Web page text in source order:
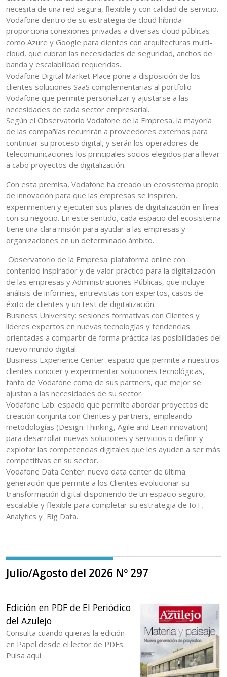
necesita de una red segura, flexible y con calidad de servicio.
Vodafone dentro de su estrategia de cloud híbrida
proporciona conexiones privadas a diversas cloud públicas
como Azure y Google para clientes con arquitecturas multi-
cloud, que cubran las necesidades de seguridad, anchos de
banda y escalabilidad requeridas.
Vodafone Digital Market Place pone a disposición de los
clientes soluciones SaaS complementarias al portfolio
Vodafone que permite personalizar y ajustarse a las
necesidades de cada sector empresarial.
Según el Observatorio Vodafone de la Empresa, la mayoría
de las compañías recurrirán a proveedores externos para
continuar su proceso digital, y serán los operadores de
telecomunicaciones los principales socios elegidos para llevar
a cabo proyectos de digitalización.
Con esta premisa, Vodafone ha creado un ecosistema propio
de innovación para que las empresas se inspiren,
experimenten y ejecuten sus planes de digitalización en línea
con su negocio. En este sentido, cada espacio del ecosistema
tiene una clara misión para ayudar a las empresas y
organizaciones en un determinado ámbito.
Observatorio de la Empresa: plataforma online con
contenido inspirador y de valor práctico para la digitalización
de las empresas y Administraciones Públicas, que incluye
análisis de informes, entrevistas con expertos, casos de
éxito de clientes y un test de digitalización.
Business University: sesiones formativas con Clientes y
líderes expertos en nuevas tecnologías y tendencias
orientadas a compartir de forma práctica las posibilidades del
nuevo mundo digital.
Business Experience Center: espacio que permite a nuestros
clientes conocer y experimentar soluciones tecnológicas,
tanto de Vodafone como de sus partners, que mejor se
ajustan a las necesidades de su sector.
Vodafone Lab: espacio que permite abordar proyectos de
creación conjunta con Clientes y partners, empleando
metodologías (Design Thinking, Agile and Lean innovation)
para desarrollar nuevas soluciones y servicios o definir y
explotar las competencias digitales que les ayuden a ser más
competitivas en su sector.
Vodafone Data Center: nuevo data center de última
generación que permite a los Clientes evolucionar su
transformación digital disponiendo de un espacio seguro,
escalable y flexible para completar su estrategia de IoT,
Analytics y Big Data.
Julio/Agosto del 2026 Nº 297
Edición en PDF de El Periódico
del Azulejo
Consulta cuando quieras la edición
en Papel desde el lector de PDFs.
Pulsa aquí